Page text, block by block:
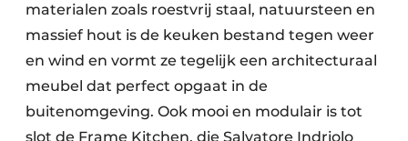
materialen zoals roestvrij staal, natuursteen en
massief hout is de keuken bestand tegen weer
en wind en vormt ze tegelijk een architecturaal
meubel dat perfect opgaat in de
buitenomgeving. Ook mooi en modulair is tot
slot de Frame Kitchen, die Salvatore Indriolo